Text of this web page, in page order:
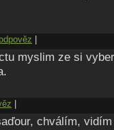
myslim ze si
chválím,